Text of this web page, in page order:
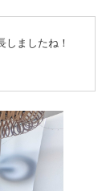
しましたね！